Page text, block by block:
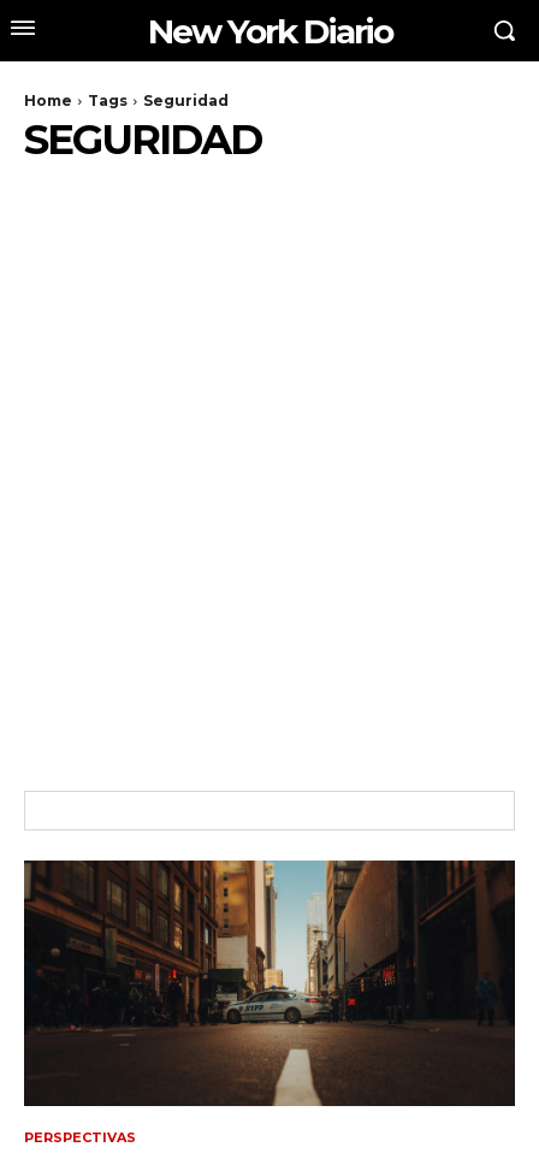
New York Diario
Home Tags Seguridad
SEGURIDAD
PERSPECTIVAS